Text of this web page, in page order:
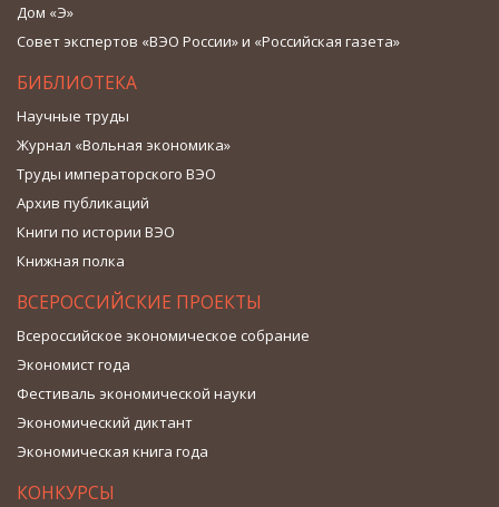
Дом «Э»
Совет экспертов «ВЭО России» и «Российская газета»
БИБЛИОТЕКА
Научные труды
Журнал «Вольная экономика»
Труды императорского ВЭО
Архив публикаций
Книги по истории ВЭО
Книжная полка
ВСЕРОССИЙСКИЕ ПРОЕКТЫ
Всероссийское экономическое собрание
Экономист года
Фестиваль экономической науки
Экономический диктант
Экономическая книга года
КОНКУРСЫ